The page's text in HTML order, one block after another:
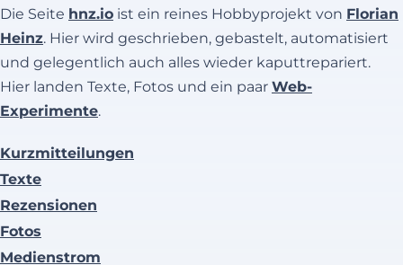
Die Seite hnz.io ist ein reines Hobbyprojekt von Florian
Heinz. Hier wird geschrieben, gebastelt, automatisiert
und gelegentlich auch alles wieder kaputtrepariert.
Hier landen Texte, Fotos und ein paar Web-
Experimente.
Kurzmitteilungen
Texte
Rezensionen
Fotos
Medienstrom